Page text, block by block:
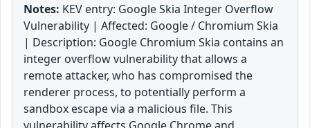
Notes: KEV entry: Google Skia Integer Overflow
Vulnerability | Affected: Google / Chromium Skia
| Description: Google Chromium Skia contains an
integer overflow vulnerability that allows a
remote attacker, who has compromised the
renderer process, to potentially perform a
sandbox escape via a malicious file. This
vulnerability affects Google Chrome and